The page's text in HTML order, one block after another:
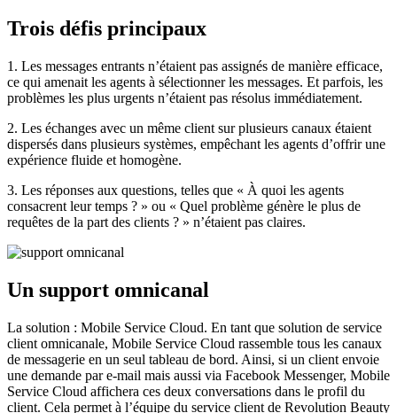
Trois défis principaux
1. Les messages entrants n’étaient pas assignés de manière efficace,
ce qui amenait les agents à sélectionner les messages. Et parfois, les
problèmes les plus urgents n’étaient pas résolus immédiatement.
2. Les échanges avec un même client sur plusieurs canaux étaient
dispersés dans plusieurs systèmes, empêchant les agents d’offrir une
expérience fluide et homogène.
3. Les réponses aux questions, telles que « À quoi les agents
consacrent leur temps ? » ou « Quel problème génère le plus de
requêtes de la part des clients ? » n’étaient pas claires.
Un support omnicanal
La solution : Mobile Service Cloud. En tant que solution de service
client omnicanale, Mobile Service Cloud rassemble tous les canaux
de messagerie en un seul tableau de bord. Ainsi, si un client envoie
une demande par e-mail mais aussi via Facebook Messenger, Mobile
Service Cloud affichera ces deux conversations dans le profil du
client. Cela permet à l’équipe du service client de Revolution Beauty